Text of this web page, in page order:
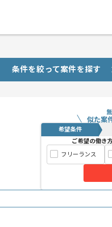
条件を絞って案件を探す
似た案
希望条件
ご希望の働き
フリーランス